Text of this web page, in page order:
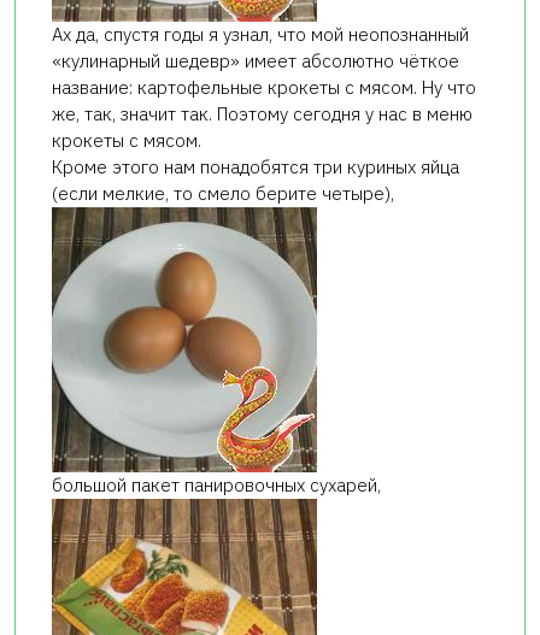
Ах да, спустя годы я узнал, что мой неопознанный
«кулинарный шедевр» имеет абсолютно чёткое
название: картофельные крокеты с мясом. Ну что
же, так, значит так. Поэтому сегодня у нас в меню
крокеты с мясом.
Кроме этого нам понадобятся три куриных яйца
(если мелкие, то смело берите четыре),
большой пакет панировочных сухарей,